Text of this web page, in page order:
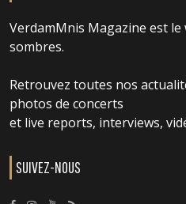
VerdamMnis Magazine est le
sombres.
Retrouvez toutes nos
photos de concerts
et live reports, interviews,
SUIVEZ-NOUS